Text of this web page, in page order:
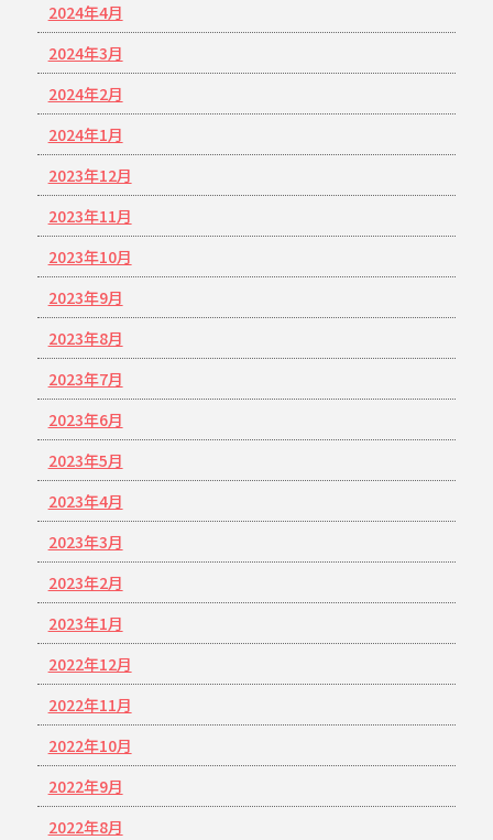
2024年4月
2024年3月
2024年2月
2024年1月
2023年12月
2023年11月
2023年10月
2023年9月
2023年8月
2023年7月
2023年6月
2023年5月
2023年4月
2023年3月
2023年2月
2023年1月
2022年12月
2022年11月
2022年10月
2022年9月
2022年8月